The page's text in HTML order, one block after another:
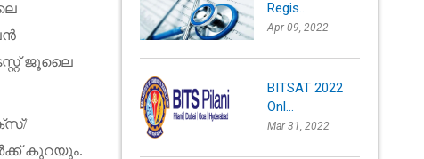
ജൂലൈ
/
കുറയും.
Regis...
Apr 09, 2022
BITSAT 2022
Onl...
Mar 31, 2022